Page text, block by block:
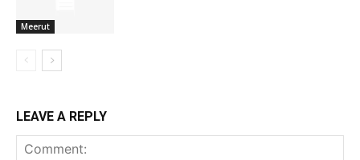
Meerut
LEAVE A REPLY